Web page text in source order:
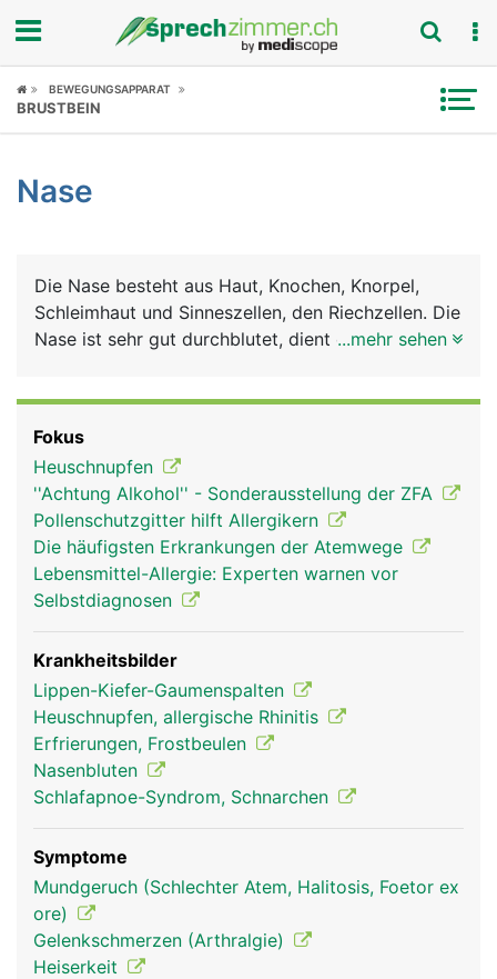
Fokus
Symptome
News
Rubriken
BEWEGUNGSAPPARAT
BRUSTBEIN
Nase
Die Nase besteht aus Haut, Knochen, Knorpel,
Schleimhaut und Sinneszellen, den Riechzellen. Die
Nase ist sehr gut durchblutet, dient der Atmung
Feuchtigkeit zurückgewonnen. Meist wird
abwechslungsweise (zyklisch) nur durch ein
Nasenloch geatmet während sich das andere
Nasenloch erholt. Das Nasensekret und der
Niessreflex schützen beim Einatmen vor
Fremdpartikeln. Die Riechschleimhaut besteht aus
über 10 Millionen Riechzellen die eine sehr feine
Geruchswahrnehmung ermöglichen. Über die
Verbindung der Nase mit dem Rachenraum übt die
Nase auch eine wichtige Funktion bei der
Stimmbildung aus.
...mehr sehen
Fokus
Heuschnupfen
''Achtung Alkohol'' - Sonderausstellung der ZFA
Pollenschutzgitter hilft Allergikern
Die häufigsten Erkrankungen der Atemwege
Lebensmittel-Allergie: Experten warnen vor
Selbstdiagnosen
Krankheitsbilder
Lippen-Kiefer-Gaumenspalten
Heuschnupfen, allergische Rhinitis
Erfrierungen, Frostbeulen
Nasenbluten
Schlafapnoe-Syndrom, Schnarchen
Symptome
Mundgeruch (Schlechter Atem, Halitosis, Foetor ex
ore)
Gelenkschmerzen (Arthralgie)
Heiserkeit